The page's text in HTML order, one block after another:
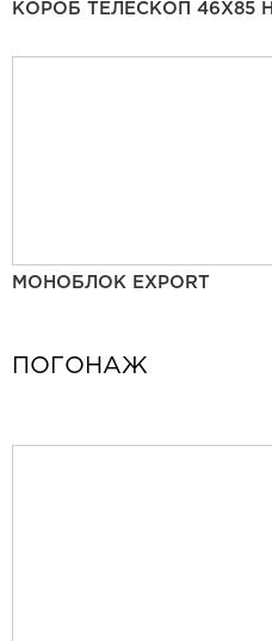
КОРОБ ТЕЛЕСКОП 46Х85
МОНОБЛОК EXPORT
ПОГОНАЖ